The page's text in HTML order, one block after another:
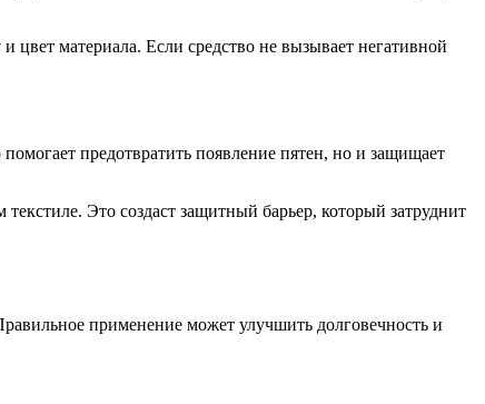
цвет материала. Если средство не вызывает негативной
предотвратить появление пятен, но и защищает
Это создаст защитный барьер, который затруднит
применение может улучшить долговечность и